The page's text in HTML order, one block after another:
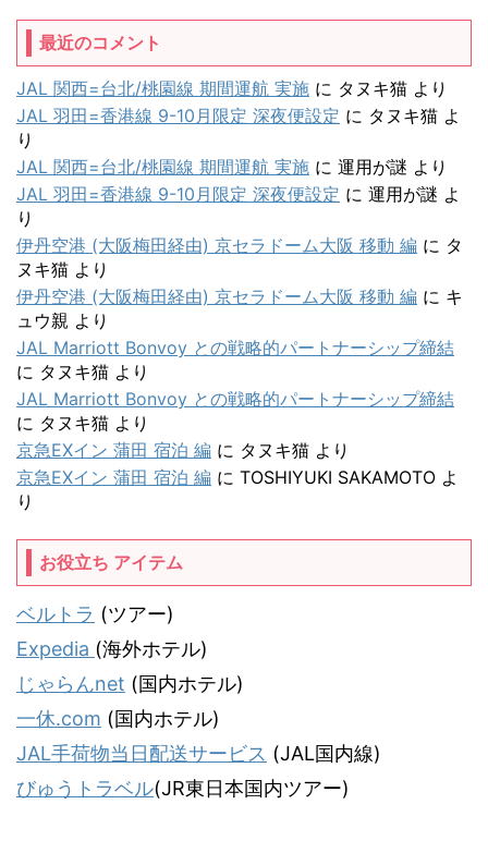
最近のコメント
JAL 関西=台北/桃園線 期間運航 実施 に タヌキ猫 より
JAL 羽田=香港線 9-10月限定 深夜便設定 に タヌキ猫 よ
り
JAL 関西=台北/桃園線 期間運航 実施 に 運用が謎 より
JAL 羽田=香港線 9-10月限定 深夜便設定 に 運用が謎 よ
り
伊丹空港 (大阪梅田経由) 京セラドーム大阪 移動 編 に タ
ヌキ猫 より
伊丹空港 (大阪梅田経由) 京セラドーム大阪 移動 編 に キ
ュウ親 より
JAL Marriott Bonvoy との戦略的パートナーシップ締結
に タヌキ猫 より
JAL Marriott Bonvoy との戦略的パートナーシップ締結
に タヌキ猫 より
京急EXイン 蒲田 宿泊 編 に タヌキ猫 より
京急EXイン 蒲田 宿泊 編 に TOSHIYUKI SAKAMOTO よ
り
お役立ち アイテム
ベルトラ (ツアー)
Expedia (海外ホテル)
じゃらんnet (国内ホテル)
一休.com (国内ホテル)
JAL手荷物当日配送サービス (JAL国内線)
びゅうトラベル(JR東日本国内ツアー)